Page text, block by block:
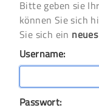
Bitte geben sie
können Sie sich
Sie sich ein
Username:
Passwort: